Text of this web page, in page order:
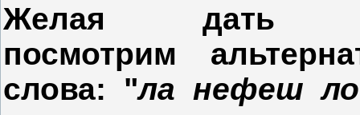
Желая дать
посмотрим
слова: "ла нефеш